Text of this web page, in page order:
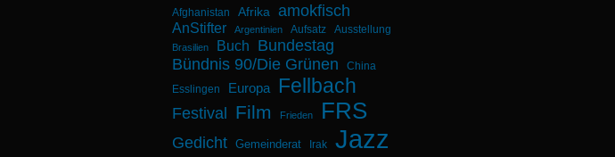
Afghanistan Afrika amokfisch
AnStifter Argentinien Aufsatz Ausstellung
Brasilien Buch
Bundestag
Bündnis 90/Die Grünen
China
Esslingen
Europa Fellbach
Festival Film Frieden FRS
Gedicht Gemeinderat Irak Jazz